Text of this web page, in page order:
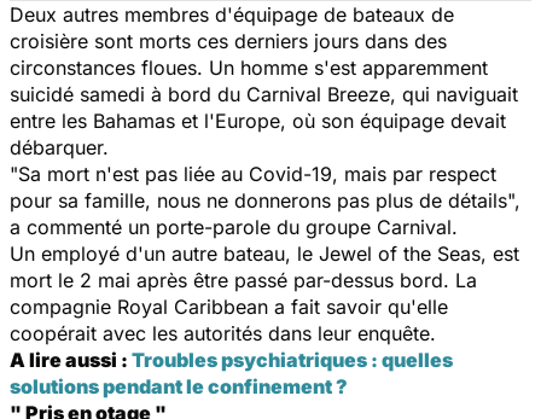
Deux autres membres d'équipage de bateaux de
croisière sont morts ces derniers jours dans des
circonstances floues. Un homme s'est apparemment
suicidé samedi à bord du Carnival Breeze, qui naviguait
entre les Bahamas et l'Europe, où son équipage devait
débarquer.
"Sa mort n'est pas liée au Covid-19, mais par respect
pour sa famille, nous ne donnerons pas plus de détails",
a commenté un porte-parole du groupe Carnival.
Un employé d'un autre bateau, le Jewel of the Seas, est
mort le 2 mai après être passé par-dessus bord. La
compagnie Royal Caribbean a fait savoir qu'elle
coopérait avec les autorités dans leur enquête.
A lire aussi : Troubles psychiatriques : quelles
solutions pendant le confinement ?
" Pris en otage "